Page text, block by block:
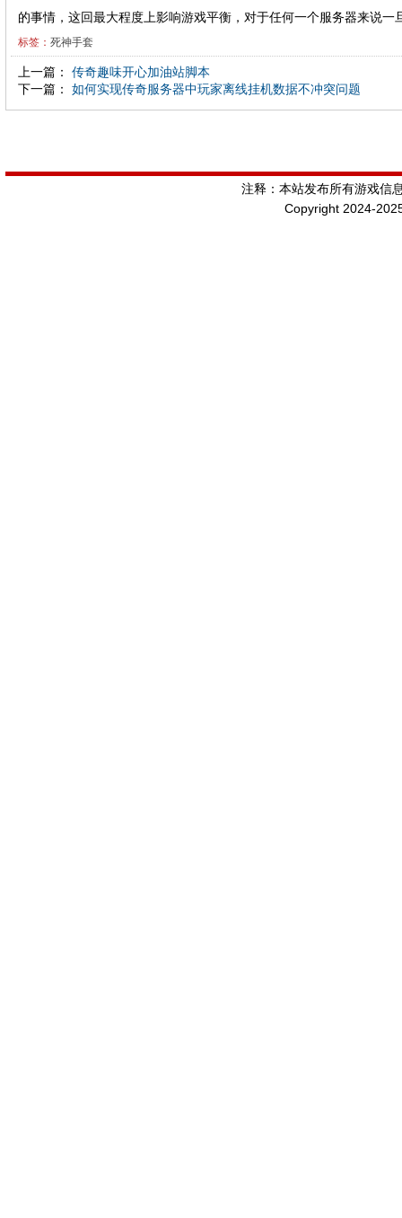
的事情，这回最大程度上影响游戏平衡，对于任何一个服务器来说
标签： 死神手套
上一篇： 传奇趣味开心加油站脚本
下一篇： 如何实现传奇服务器中玩家离线挂机数据不冲突问题
注释：本站发布所有游戏信
Copyright 2024-